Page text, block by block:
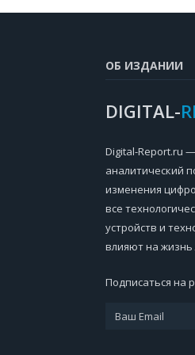
ОБ ИЗДАНИИ
DIGITAL-
Digital-Report.ru
аналитический
изменения
все
устройств и
влияют на
Подписаться на